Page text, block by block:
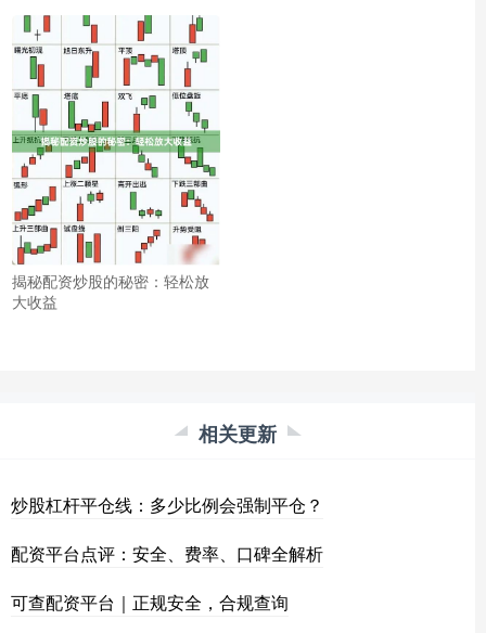
揭秘配资炒股的秘密：轻松放
大收益
相关更新
炒股杠杆平仓线：多少比例会强制平仓？
配资平台点评：安全、费率、口碑全解析
可查配资平台｜正规安全，合规查询